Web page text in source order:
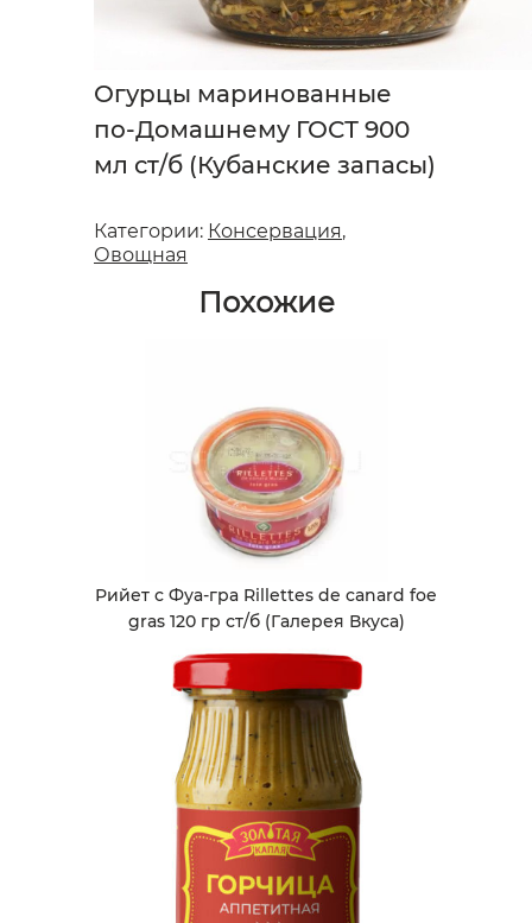
Огурцы маринованные
по-Домашнему ГОСТ 900
мл ст/б (Кубанские запасы)
Категории: Консервация,
Овощная
Похожие
Рийет с Фуа-гра Rillettes de canard foe
gras 120 гр ст/б (Галерея Вкуса)